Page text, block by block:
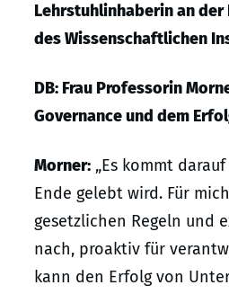
Lehrstuhlinhaberin an
des Wissenschaftlichen
DB: Frau Professorin
Governance und dem
Morner: „Es kommt
Ende gelebt wird. Für
gesetzlichen Regeln und
nach, proaktiv für
kann den Erfolg von